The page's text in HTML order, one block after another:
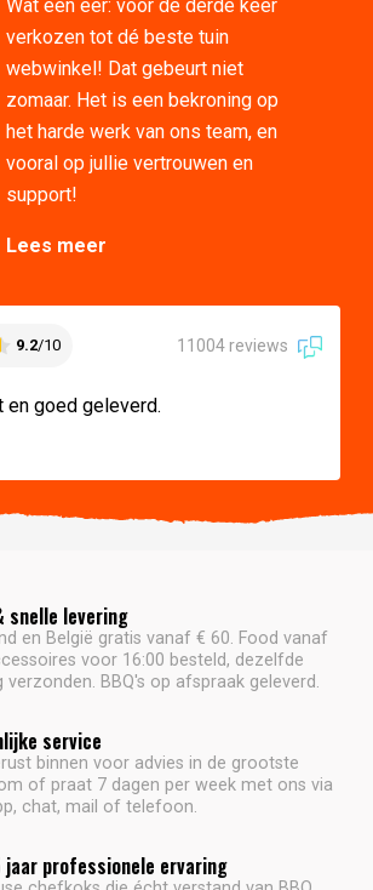
Wat een eer: voor de derde keer
verkozen tot dé beste tuin
webwinkel! Dat gebeurt niet
zomaar. Het is een bekroning op
het harde werk van ons team, en
vooral op jullie vertrouwen en
support!
Lees meer
9.2/10 11004 reviews
goed geleverd.
snelle levering
en België gratis vanaf € 60. Food vanaf
voor 16:00 besteld, dezelfde
verzonden. BBQ's op afspraak geleverd.
service
binnen voor advies in de grootste
of praat 7 dagen per week met ons via
chat, mail of telefoon.
jaar professionele ervaring